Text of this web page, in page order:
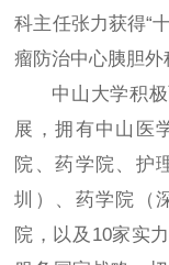
科主任张力获得“
瘤防治中心胰胆外
中山大学积
展，拥有中山医
院、药学院、护
圳）、药学院（
院，以及10家实